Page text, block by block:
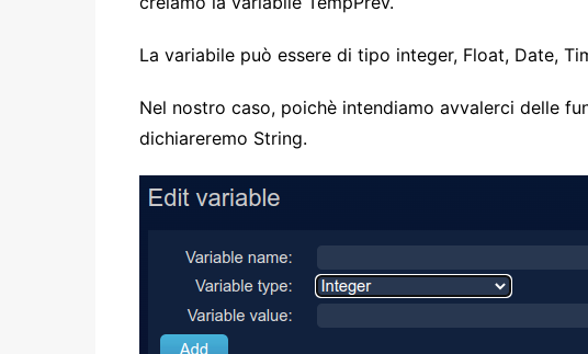
La variabile può essere di tipo integer, Float, Date,
Nel nostro caso, poichè intendiamo avvalerci delle
dichiareremo String.